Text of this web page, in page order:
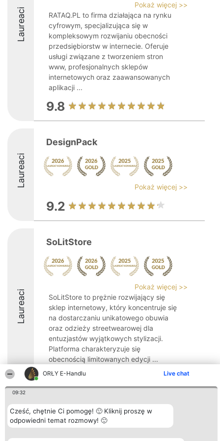
ORŁY E-Handlu Live chat
09:32
Cześć, chętnie Ci pomogę! 🙂 Kliknij proszę w
odpowiedni temat rozmowy! 🙂
Laureaci
Pokaż więcej >>
RATAQ.PL to firma działająca na rynku
cyfrowym, specjalizująca się w
kompleksowym rozwijaniu obecności
przedsiębiorstw w internecie. Oferuje
usługi związane z tworzeniem stron
www, profesjonalnych sklepów
internetowych oraz zaawansowanych
aplikacji ...
9.8
Laureaci
DesignPack
Pokaż więcej >>
9.2
Laureaci
SoLitStore
Pokaż więcej >>
SoLitStore to prężnie rozwijający się
sklep internetowy, który koncentruje się
na dostarczaniu unikatowego obuwia
oraz odzieży streetwearowej dla
entuzjastów wyjątkowych stylizacji.
Platforma charakteryzuje się
obecnością limitowanych edycji ...
9.6
Organizator plebiscytu
Bright Side Solutions sp. z o.
o. sp. k.
Plebiscyt
Laureaci
Lista
Kontakt